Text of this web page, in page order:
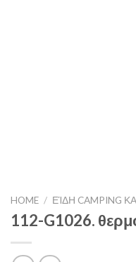
HOME / ΕΊΔΗ CAMPING
112-G1026.